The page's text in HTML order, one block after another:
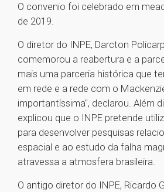
O convenio foi celebrado em
de 2019.
O diretor do INPE, Darcton
comemorou a reabertura e a
mais uma parceria histórica que
em rede e a rede com o
importantíssima", declarou. Além
explicou que o INPE pretende
para desenvolver pesquisas
espacial e ao estudo da falha
atravessa a atmosfera brasileira.
O antigo diretor do INPE, Ricardo